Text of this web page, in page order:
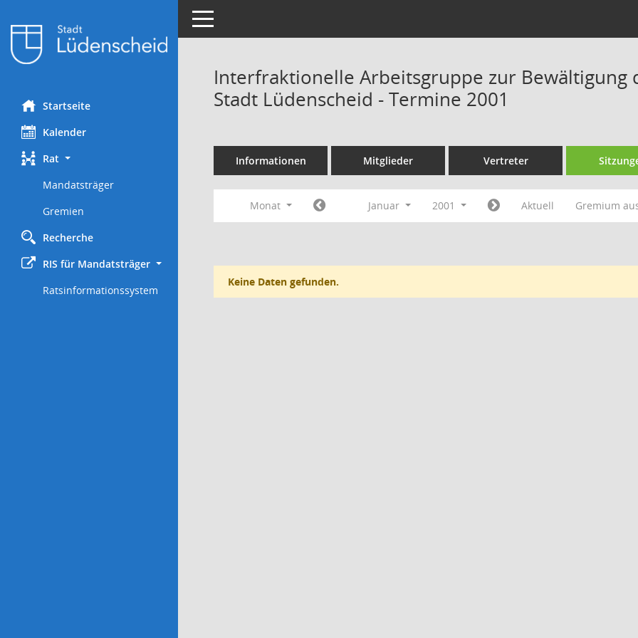
Startseite
Kalender
Rat
Mandatsträger
Gremien
Recherche
RIS für Mandatsträger
Ratsinformationssystem
Toggle navigation
Interfraktionelle Arbeitsgruppe zur Bewältigung
Stadt Lüdenscheid - Termine 2001
Informationen Mitglieder Vertreter
Monat Januar 2001 Aktuell Gremium
Keine Daten gefunden.